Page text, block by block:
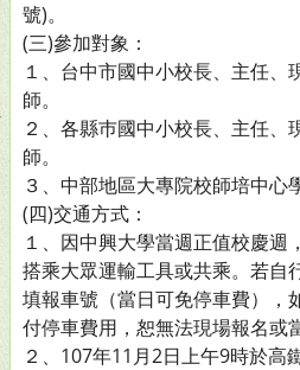
號)。
(三)參加對象：
１、台中市國中小校長、主任、
師。
２、各縣巿國中小校長、主任、
師。
３、中部地區大專院校師培中心
(四)交通方式：
１、因中興大學當週正值校慶週
搭乘大眾運輸工具或共乘。若自
填報車號（當日可免停車費），
付停車費用，恕無法現場報名或
２、107年11月2日上午9時於高